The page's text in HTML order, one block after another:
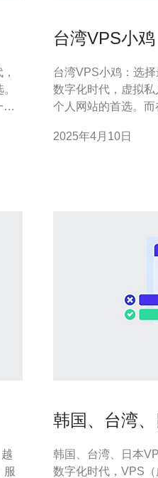
。
台湾VPS小
台湾VPS小鸡：选择最
数字化时代，虚拟
个人网站的首选。
台湾VPS小鸡方案。 在选择VPS方案之前，我们需要了解
2025年4月10日
服
韩国、台湾
韩国、台湾、日本VPS
数字化时代，VPS